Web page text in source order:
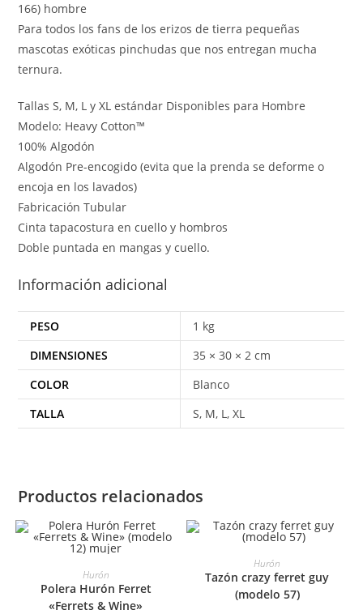
166) hombre
Para todos los fans de los erizos de tierra pequeñas
mascotas exóticas pinchudas que nos entregan mucha
ternura.
Tallas S, M, L y XL estándar Disponibles para Hombre
Modelo: Heavy Cotton™
100% Algodón
Algodón Pre-encogido (evita que la prenda se deforme o
encoja en los lavados)
Fabricación Tubular
Cinta tapacostura en cuello y hombros
Doble puntada en mangas y cuello.
Información adicional
PESO
1 kg
DIMENSIONES
35 × 30 × 2 cm
COLOR
Blanco
TALLA
S, M, L, XL
Productos relacionados
SELECCIONAR OPCIONES
Hurón
Polera Hurón Ferret
«Ferrets & Wine»
SELECCIONAR OPCIONES
Hurón
Tazón crazy ferret guy
(modelo 57)